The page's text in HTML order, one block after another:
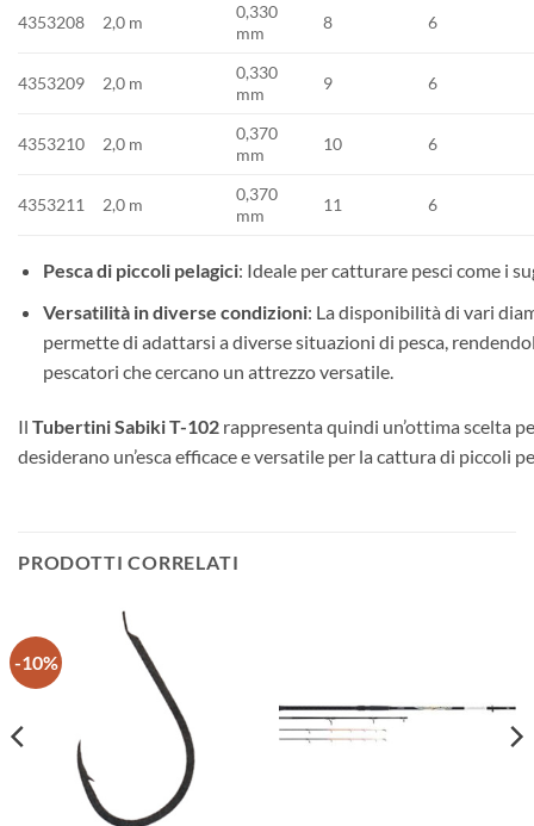
4353208 2,0 m
0,330
mm
8 6
4353209 2,0 m
0,330
mm
9 6
4353210 2,0 m
0,370
mm
10 6
4353211 2,0 m
0,370
mm
11 6
Pesca di piccoli pelagici: Ideale per catturare pesci come i
Versatilità in diverse condizioni: La disponibilità di vari
permette di adattarsi a diverse situazioni di pesca,
pescatori che cercano un attrezzo versatile.
Il Tubertini Sabiki T-102 rappresenta quindi un’ottima scelta
desiderano un’esca efficace e versatile per la cattura di piccoli
PRODOTTI CORRELATI
-10%